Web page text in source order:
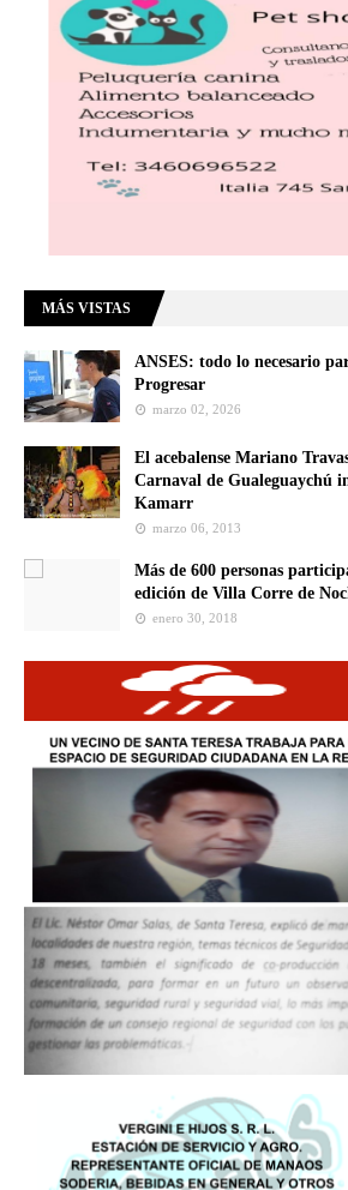
MÁS VISTAS
ANSES: todo lo necesario
Progresar
marzo 02, 2026
El acebalense Mariano
Carnaval de Gualeguaychú
Kamarr
marzo 06, 2013
Más de 600 personas
edición de Villa Corre de
enero 30, 2018